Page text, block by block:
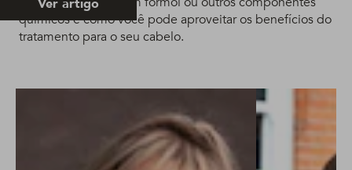
químicos e como você pode aproveitar os benefícios do
tratamento para o seu cabelo.
Ver artigo